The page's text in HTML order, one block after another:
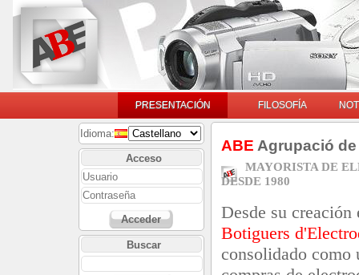
PRESENTACIÓN FILOSOFÍA
Idioma:
Acceso
Acceder
Buscar
ABE Agrupació
MAYORISTA DE
DESDE 1980
Desde su
Botiguers
consolidado como